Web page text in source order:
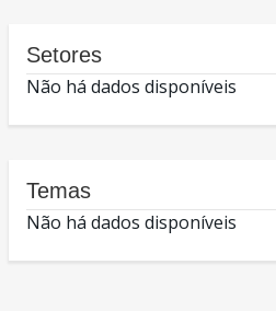
Setores
Não há dados disponíveis
Temas
Não há dados disponíveis